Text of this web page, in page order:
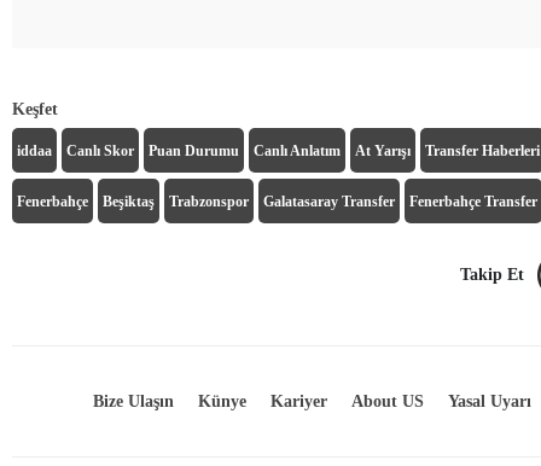
Keşfet
iddaa Canlı Skor Puan Durumu Canlı Anlatım At Yarışı Transfer Haberleri
Fenerbahçe Beşiktaş Trabzonspor Galatasaray Transfer Fenerbahçe Transfer
Takip Et
Bize Ulaşın Künye Kariyer About US Yasal Uyarı